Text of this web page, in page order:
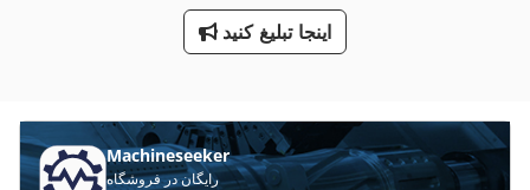
اینجا تبلیغ کنید
Machineseeker
رایگان در فروشگاه